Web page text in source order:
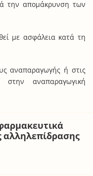
την απομάκρυνση των
με ασφάλεια κατά τη
αναπαραγωγής ή στις
στην αναπαραγωγική
αλληλεπίδρασης